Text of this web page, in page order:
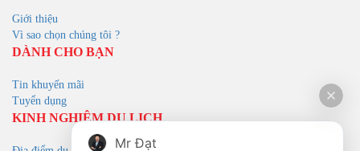
Giới thiệu
Vì sao chọn chúng tôi ?
DÀNH CHO BẠN
Tin khuyến mãi
Tuyển dụng
KINH NGHIỆM DU LỊCH
Mr Đạt